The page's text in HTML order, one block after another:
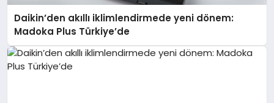
Daikin’den akıllı iklimlendirmede yeni dönem:
Madoka Plus Türkiye’de